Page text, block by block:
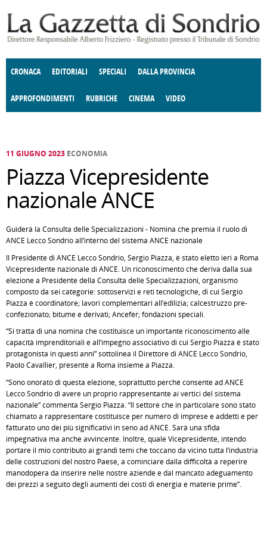
CRONACA EDITORIALI SPECIALI DALLA PROVINCIA
APPROFONDIMENTI
E SPETTACOLI POLITICA
RUBRICHE
DELLE IDEE FATTI DELLO SPIRITO
CINEMA VIDEO
11 GIUGNO 2023 ECONOMIA
Piazza Vicepresidente
nazionale ANCE
Guiderà la Consulta delle Specializzazioni - Nomina che premia il ruolo di
ANCE Lecco Sondrio all’interno del sistema ANCE nazionale
Il Presidente di ANCE Lecco Sondrio, Sergio Piazza, è stato eletto ieri a Roma
Vicepresidente nazionale di ANCE. Un riconoscimento che deriva dalla sua
elezione a Presidente della Consulta delle Specializzazioni, organismo
composto da sei categorie: sottoservizi e reti tecnologiche, di cui Sergio
Piazza è coordinatore; lavori complementari all’edilizia; calcestruzzo pre-
confezionato; bitume e derivati; Ancefer; fondazioni speciali.
“Si tratta di una nomina che costituisce un importante riconoscimento alle
capacità imprenditoriali e all’impegno associativo di cui Sergio Piazza è stato
protagonista in questi anni” sottolinea il Direttore di ANCE Lecco Sondrio,
Paolo Cavallier, presente a Roma insieme a Piazza.
“Sono onorato di questa elezione, soprattutto perché consente ad ANCE
Lecco Sondrio di avere un proprio rappresentante ai vertici del sistema
nazionale” commenta Sergio Piazza. “Il settore che in particolare sono stato
chiamato a rappresentare costituisce per numero di imprese e addetti e per
fatturato uno dei più significativi in seno ad ANCE. Sarà una sfida
impegnativa ma anche avvincente. Inoltre, quale Vicepresidente, intendo
portare il mio contributo ai grandi temi che toccano da vicino tutta l’industria
delle costruzioni del nostro Paese, a cominciare dalla difficoltà a reperire
manodopera da inserire nelle nostre aziende e dal mancato adeguamento
dei prezzi a seguito degli aumenti dei costi di energia e materie prime”.